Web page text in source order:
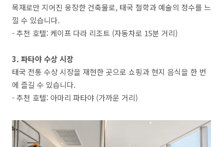
목재로만 지어진 웅장한 건축물로, 태국 철학과 예술의 정수를 느
낄 수 있습니다.
- 추천 호텔: 케이프 다라 리조트 (자동차로 15분 거리)
3. 파타야 수상 시장
태국 전통 수상 시장을 재현한 곳으로 쇼핑과 현지 음식을 한 번
에 즐길 수 있습니다.
- 추천 호텔: 아마리 파타야 (가까운 거리)